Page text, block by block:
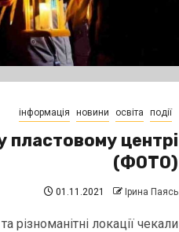
інформація новини освіта події
пластовому центрі
(ФОТО)
01.11.2021 Ірина Паясь
різноманітні локації чекали